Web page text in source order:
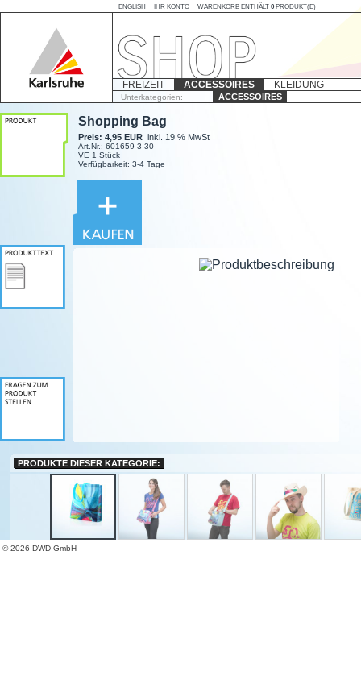
ENGLISH IHR KONTO WARENKORB ENTHÄLT 0 PRODUKT(E)
FREIZEIT ACCESSOIRES KLEIDUNG
Unterkategorien: ACCESSOIRES
Shopping Bag
Preis: 4,95 EUR inkl. 19 % MwSt
Art.Nr.: 601659-3-30
VE 1 Stück
Verfügbarkeit: 3-4 Tage
PRODUKTE DIESER KATEGORIE:
© 2026 DWD GmbH